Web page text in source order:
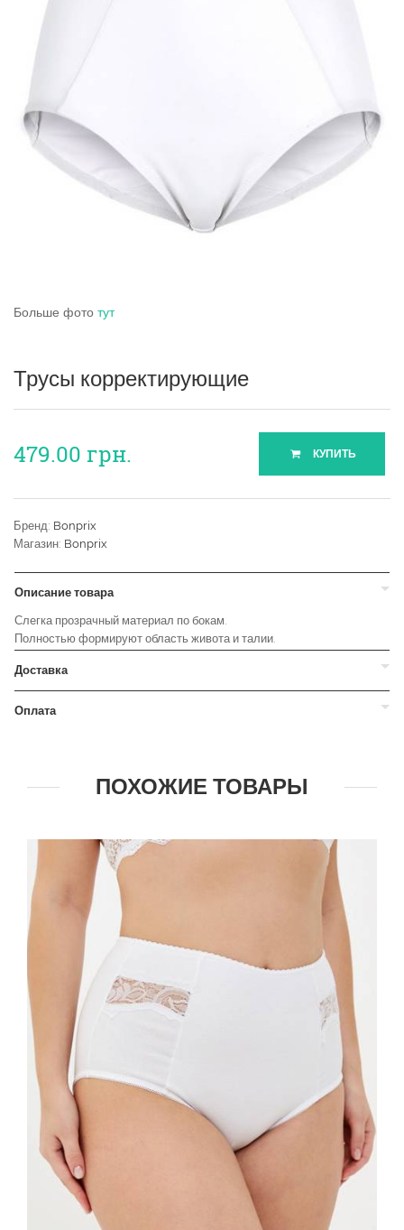
Больше фото тут
Трусы корректирующие
479.00 грн. КУПИТЬ
Бренд: Bonprix
Магазин: Bonprix
Описание товара
Слегка прозрачный материал по бокам.
Полностью формируют область живота и талии.
Доставка
Оплата
ПОХОЖИЕ ТОВАРЫ